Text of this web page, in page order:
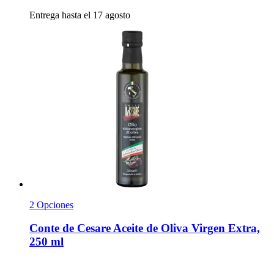
Entrega hasta el 17 agosto
2 Opciones
Conte de CesareAceite de Oliva Virgen Extra,
250 ml